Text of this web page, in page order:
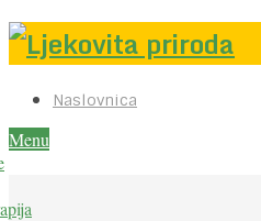
Naslovnica
Menu